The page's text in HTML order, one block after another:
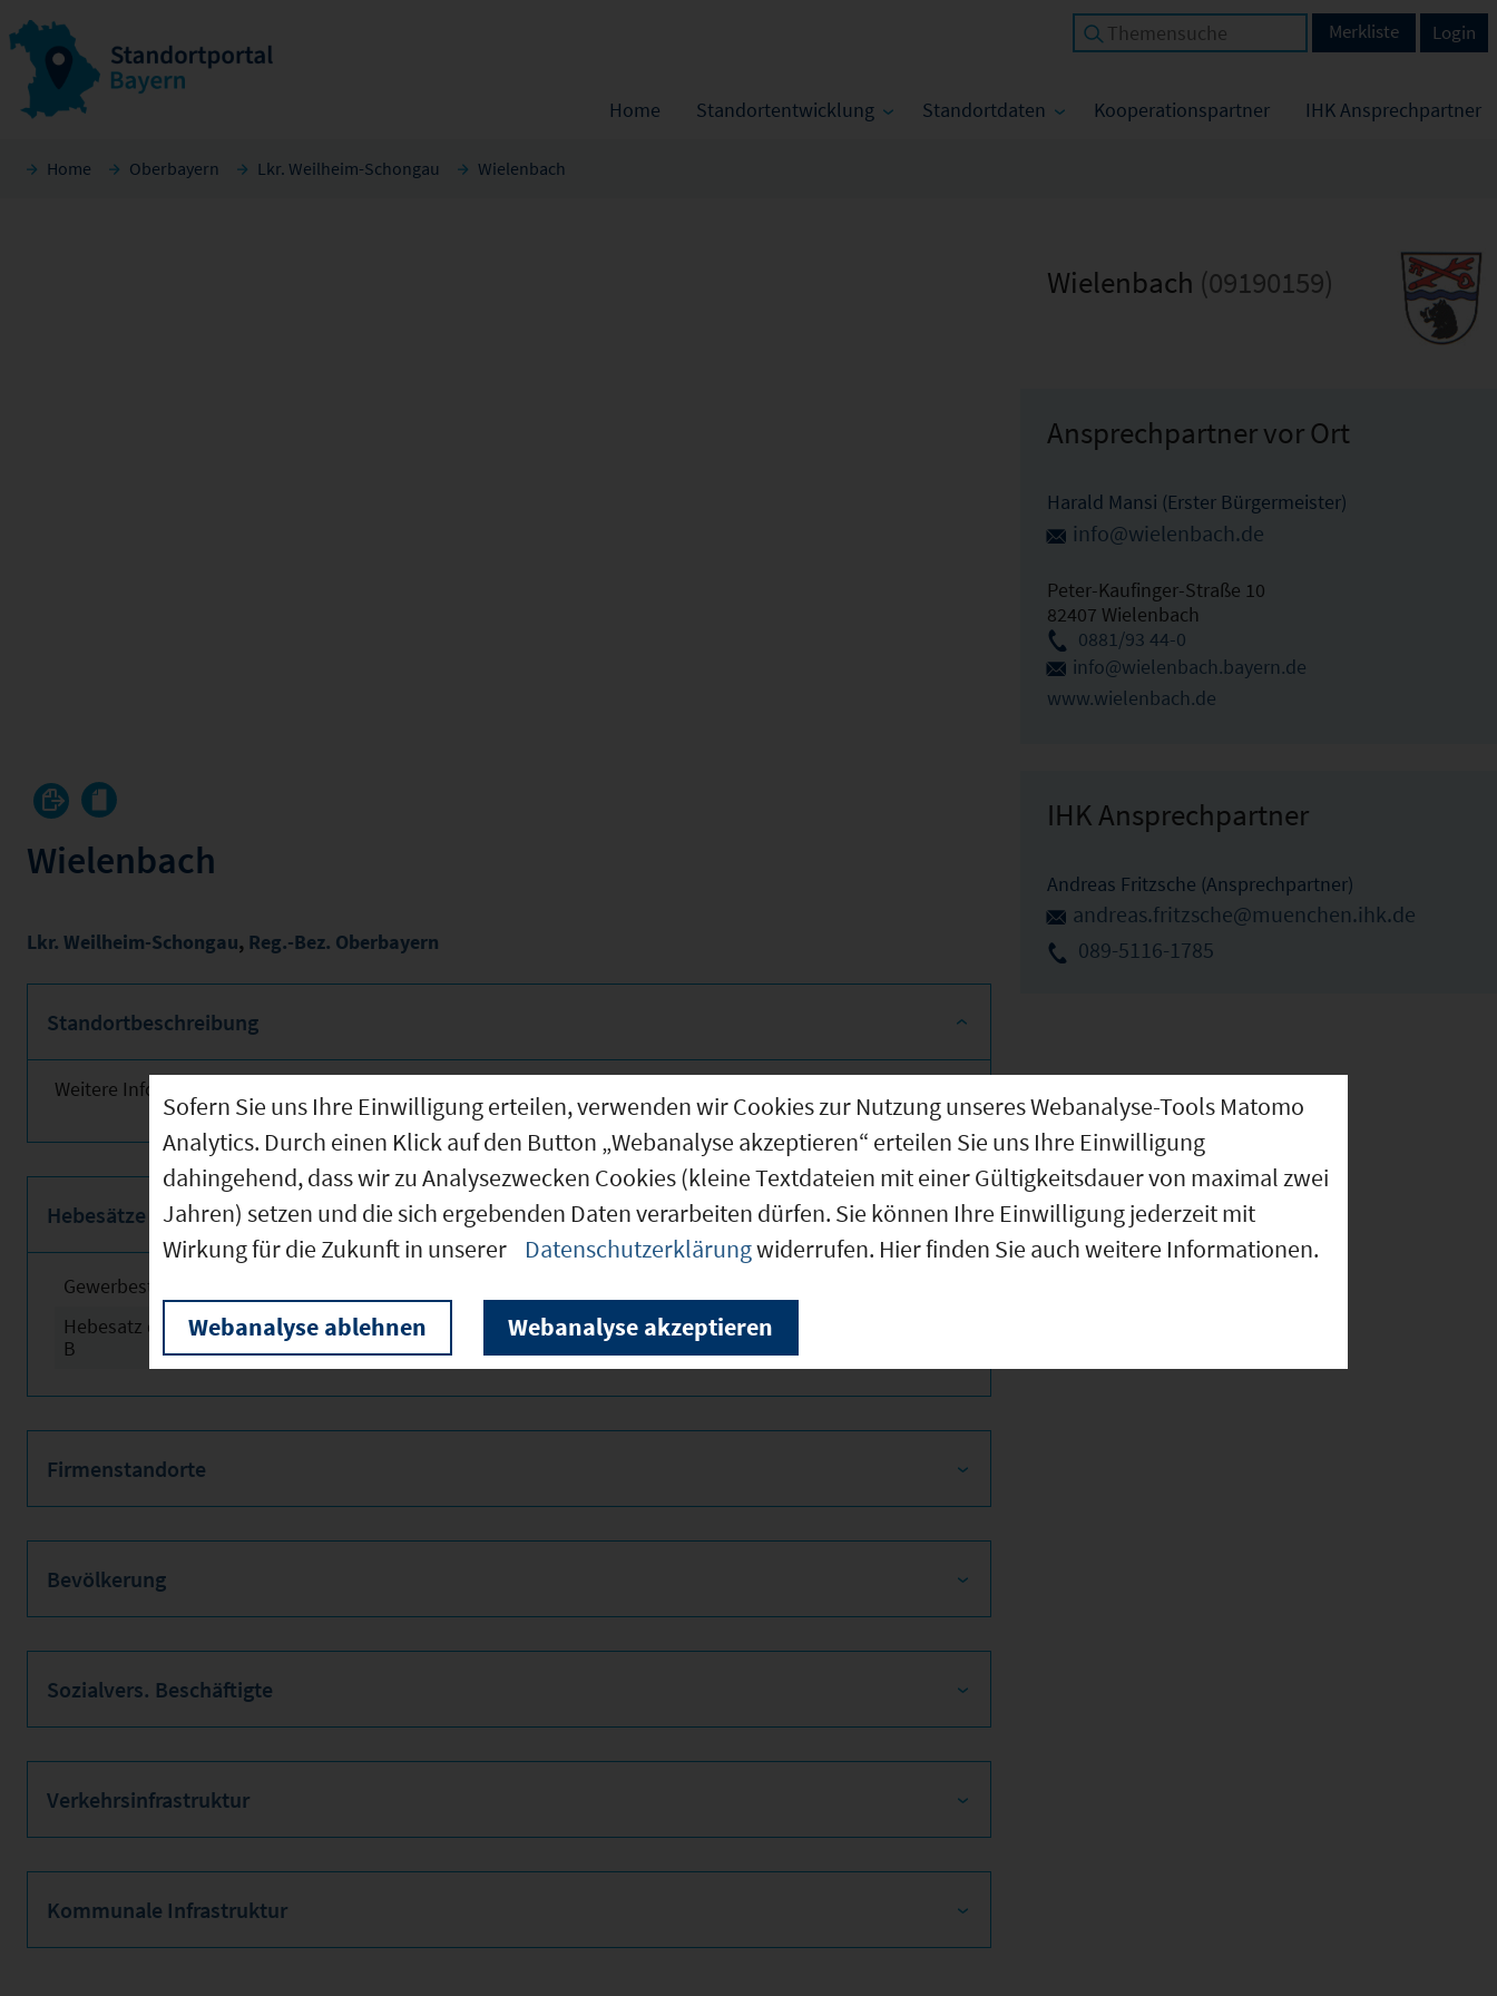
Home Standortentwicklung Standortdaten Kooperationspartner IHK Ansprechpartner
Login
Merkliste
Home Oberbayern Lkr. Weilheim-Schongau Wielenbach
Wielenbach
Lkr. Weilheim-Schongau, Reg.-Bez. Oberbayern
Standortbeschreibung
Weitere Informationen finden Sie obenstehend!
Hebesätze
Gewerbesteuerhebesatz
Hebesatz der Grundsteuer
B
2024 390
Firmenstandorte
Bevölkerung
Sozialvers. Beschäftigte
Verkehrsinfrastruktur
Kommunale Infrastruktur
Wielenbach (09190159)
Ansprechpartner vor Ort
Harald Mansi (Erster Bürgermeister)
info@wielenbach.de
Peter-Kaufinger-Straße 10
82407 Wielenbach
0881/93 44-0
info@wielenbach.bayern.de
www.wielenbach.de
IHK Ansprechpartner
Andreas Fritzsche (Ansprechpartner)
andreas.fritzsche@muenchen.ihk.de
089-5116-1785
Sofern Sie uns Ihre Einwilligung erteilen, verwenden wir Cookies zur Nutzung unseres Webanalyse-Tools Matomo
Analytics. Durch einen Klick auf den Button „Webanalyse akzeptieren“ erteilen Sie uns Ihre Einwilligung
dahingehend, dass wir zu Analysezwecken Cookies (kleine Textdateien mit einer Gültigkeitsdauer von maximal zwei
Jahren) setzen und die sich ergebenden Daten verarbeiten dürfen. Sie können Ihre Einwilligung jederzeit mit
Wirkung für die Zukunft in unserer
Datenschutzerklärungwiderrufen. Hier finden Sie auch weitere Informationen.
Webanalyse ablehnen Webanalyse akzeptieren